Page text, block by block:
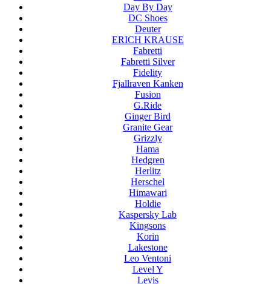
Day By Day
DC Shoes
Deuter
ERICH KRAUSE
Fabretti
Fabretti Silver
Fidelity
Fjallraven Kanken
Fusion
G.Ride
Ginger Bird
Granite Gear
Grizzly
Hama
Hedgren
Herlitz
Herschel
Himawari
Holdie
Kaspersky Lab
Kingsons
Korin
Lakestone
Leo Ventoni
Level Y
Levis